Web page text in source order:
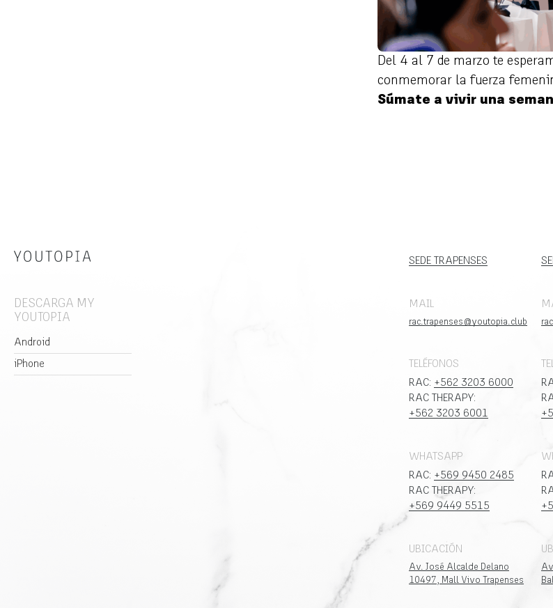
Del 4 al 7 de marzo te
conmemorar la fuerza
Súmate a vivir una
DESCARGA MY
YOUTOPIA
Android
iPhone
SEDE TRAPENSES
MAIL
rac.trapenses@youtopia.club
TELÉFONOS
RAC: +562 3203 6000
RAC THERAPY:
+562 3203 6001
WHATSAPP
RAC: +569 9450 2485
RAC THERAPY:
+569 9449 5515
UBICACIÓN
Av. José Alcalde Delano
10497, Mall Vivo Trapenses